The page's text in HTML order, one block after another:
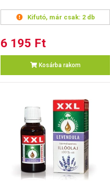
Kifutó, már csak: 2 db
6 195 Ft
Kosárba rakom